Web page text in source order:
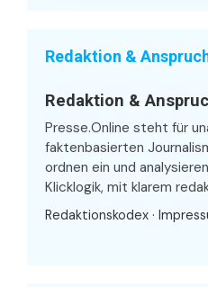
Redaktion &
Redaktion &
Presse.Online steht für
faktenbasierten
ordnen ein und
Klicklogik, mit klarem
Redaktionskodex ·